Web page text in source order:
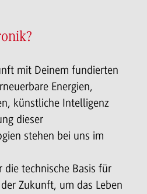
mit Deinem fundierten
Energien,
künstliche Intelligenz
dieser
stehen bei uns im
technische Basis für
Zukunft, um das Leben